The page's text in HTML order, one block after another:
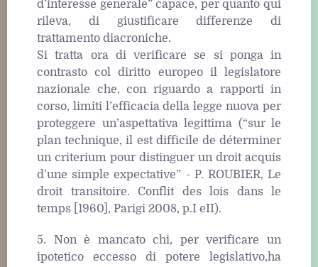
d’interesse generale” capace, per quanto qui
rileva, di giustificare differenze di
trattamento diacroniche.
Si tratta ora di verificare se si ponga in
contrasto col diritto europeo il legislatore
nazionale che, con riguardo a rapporti in
corso, limiti l’efficacia della legge nuova per
proteggere un’aspettativa legittima (“sur le
plan technique, il est difficile de déterminer
un criterium pour distinguer un droit acquis
d’une simple expectative” - P. ROUBIER, Le
droit transitoire. Conflit des lois dans le
temps [1960], Parigi 2008, p.I eII).
5. Non è mancato chi, per verificare un
ipotetico eccesso di potere legislativo,ha